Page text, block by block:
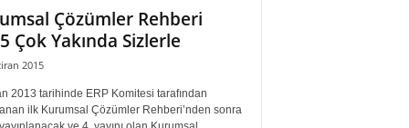
Çözümler Rehberi
Çok Yakında Sizlerle
2015
2013 tarihinde ERP Komitesi tarafından
ilk Kurumsal Çözümler Rehberi’nden sonra